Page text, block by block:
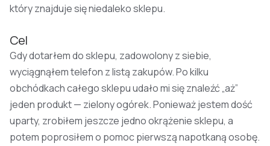
który znajduje się niedaleko sklepu.
Cel
Gdy dotarłem do sklepu, zadowolony z siebie,
wyciągnąłem telefon z listą zakupów. Po kilku
obchódkach całego sklepu udało mi się znaleźć „aż”
jeden produkt — zielony ogórek. Ponieważ jestem dość
uparty, zrobiłem jeszcze jedno okrążenie sklepu, a
potem poprosiłem o pomoc pierwszą napotkaną osobę.